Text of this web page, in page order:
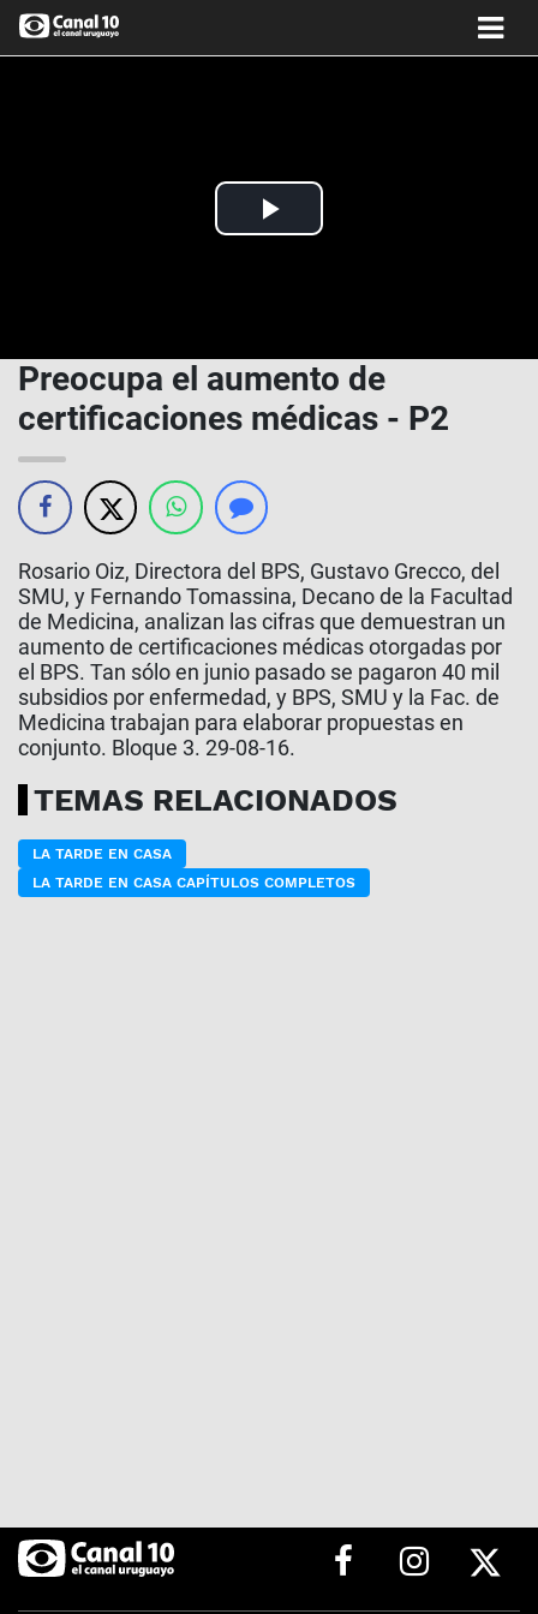
Play
Preocupa el aumento de
certificaciones médicas - P2
Rosario Oiz, Directora del BPS, Gustavo Grecco, del
SMU, y Fernando Tomassina, Decano de la Facultad
de Medicina, analizan las cifras que demuestran un
aumento de certificaciones médicas otorgadas por
el BPS. Tan sólo en junio pasado se pagaron 40 mil
subsidios por enfermedad, y BPS, SMU y la Fac. de
Medicina trabajan para elaborar propuestas en
conjunto. Bloque 3. 29-08-16.
TEMAS RELACIONADOS
LA TARDE EN CASA
LA TARDE EN CASA CAPÍTULOS COMPLETOS